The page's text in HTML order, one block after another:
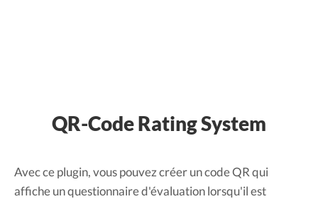
QR-Code Rating System
Avec ce plugin, vous pouvez créer un code QR qui
affiche un questionnaire d'évaluation lorsqu'il est